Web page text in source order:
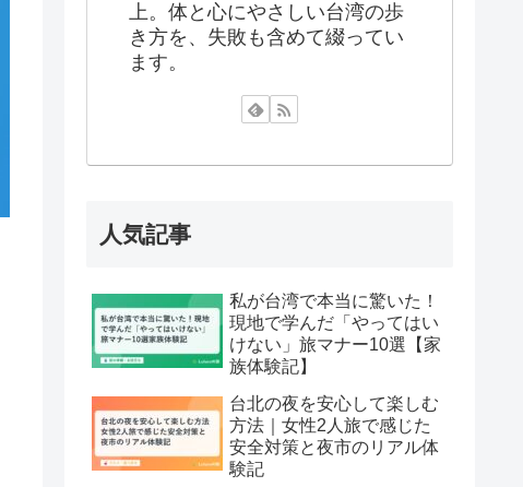
上。体と心にやさしい台湾の歩
き方を、失敗も含めて綴ってい
ます。
人気記事
私が台湾で本当に驚いた！
現地で学んだ「やってはい
けない」旅マナー10選【家
族体験記】
台北の夜を安心して楽しむ
方法｜女性2人旅で感じた
安全対策と夜市のリアル体
験記